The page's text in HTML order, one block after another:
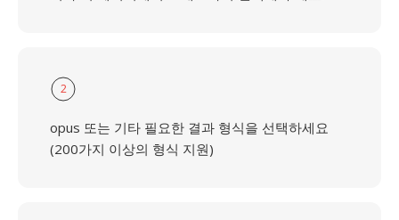
2
opus 또는 기타 필요한 결과 형식을 선택하세요
(200가지 이상의 형식 지원)